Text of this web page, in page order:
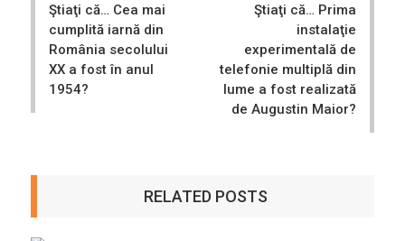
Ştiaţi că… Cea mai
cumplită iarnă din
România secolului
XX a fost în anul
1954?
Ştiaţi că… Prima
instalaţie
experimentală de
telefonie multiplă din
lume a fost realizată
de Augustin Maior?
RELATED POSTS